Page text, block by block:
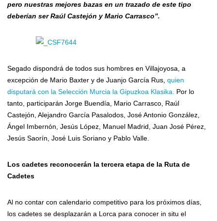
pero nuestras mejores bazas en un trazado de este tipo
deberían ser Raúl Castejón y Mario Carrasco”.
Segado dispondrá de todos sus hombres en Villajoyosa, a
excepción de Mario Baxter y de Juanjo García Rus, quien
disputará con la Selección Murcia la Gipuzkoa Klasika.
Por lo
tanto, participarán Jorge Buendía, Mario Carrasco, Raúl
Castejón, Alejandro García Pasalodos, José Antonio González,
Ángel Imbernón, Jesús López, Manuel Madrid, Juan José Pérez,
Jesús Saorín, José Luis Soriano y Pablo Valle.
Los cadetes reconocerán la tercera etapa de la Ruta de
Cadetes
Al no contar con calendario competitivo para los próximos días,
los cadetes se desplazarán a Lorca para conocer in situ el